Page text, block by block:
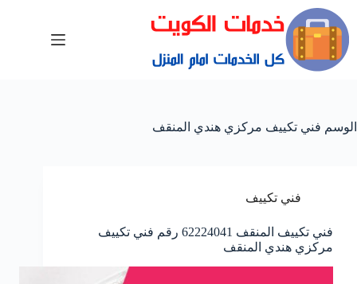
الوسم فني تكييف مركزي هندي المنقف
فني تكييف
فني تكييف المنقف 62224041 رقم فني تكييف
مركزي هندي المنقف